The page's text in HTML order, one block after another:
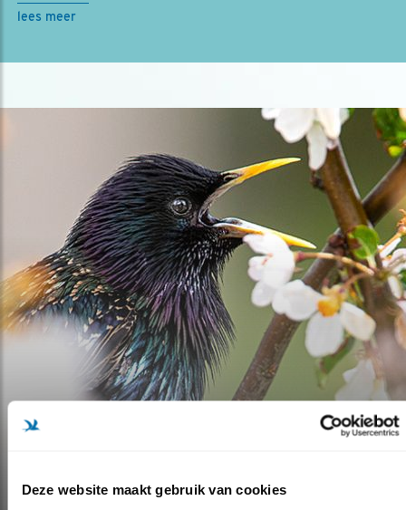
Deze website maakt gebruik van cookies
lees meer
Blog
29.06.21